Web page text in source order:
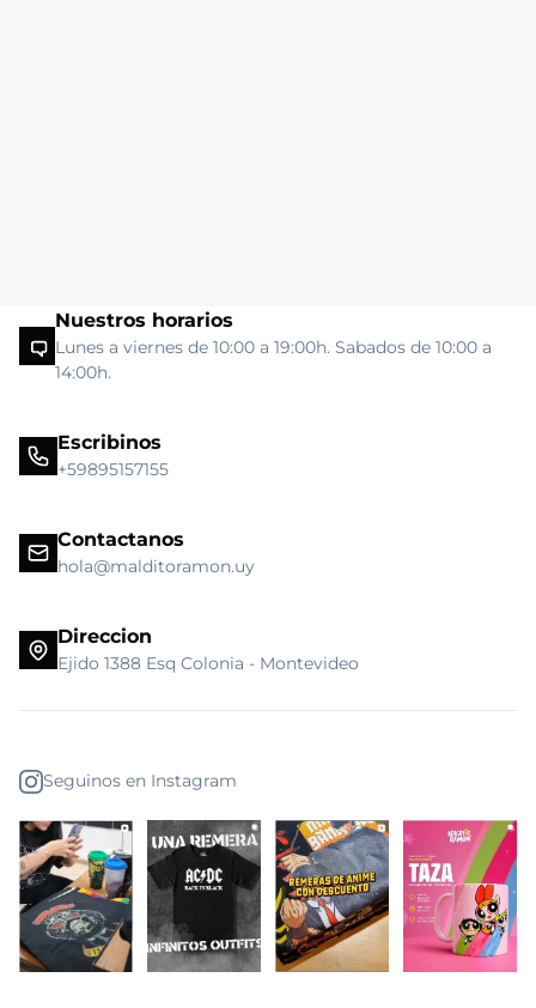
Nuestros horarios
Lunes a viernes de 10:00 a 19:00h. Sabados de 10:00 a
14:00h.
Escribinos
+59895157155
Contactanos
hola@malditoramon.uy
Direccion
Ejido 1388 Esq Colonia - Montevideo
Seguinos en Instagram